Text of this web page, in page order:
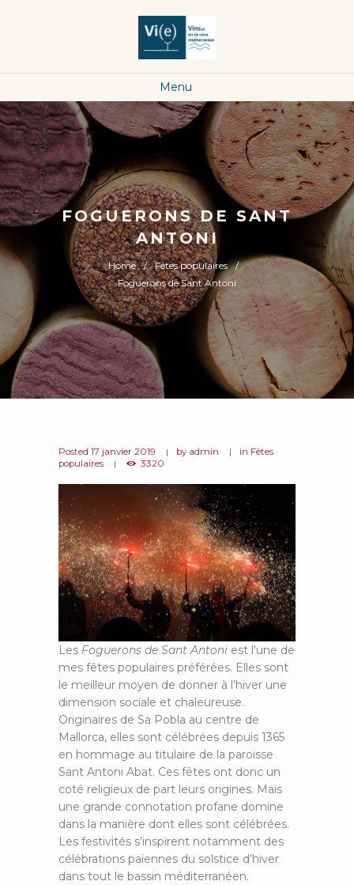
Menu
FOGUERONS DE SANT
ANTONI
Home
Fêtes populaires
Foguerons de Sant Antoni
Posted 17 janvier 2019 by admin in Fêtes
populaires
3320
Les Foguerons de Sant Antoni est l’une de
mes fêtes populaires préférées. Elles sont
le meilleur moyen de donner à l’hiver une
dimension sociale et chaleureuse.
Originaires de Sa Pobla au centre de
Mallorca, elles sont célébrées depuis 1365
en hommage au titulaire de la paroisse
Sant Antoni Abat. Ces fêtes ont donc un
coté religieux de part leurs origines. Mais
une grande connotation profane domine
dans la manière dont elles sont célébrées.
Les festivités s’inspirent notamment des
célébrations païennes du solstice d’hiver
dans tout le bassin méditerranéen.